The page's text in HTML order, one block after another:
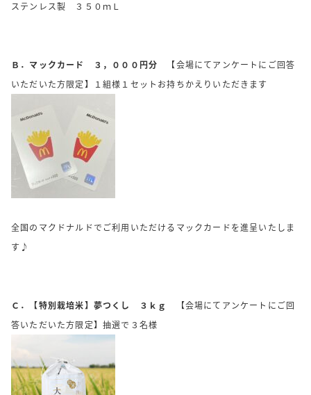
ステンレス製 ３５０ｍＬ
Ｂ．マックカード ３，０００円分 【会場にてアンケートにご回答
いただいた方限定】１組様１セットお持ちかえりいただきます
全国のマクドナルドでご利用いただけるマックカードを進呈いたしま
す♪
Ｃ．【特別栽培米】夢つくし ３ｋｇ
【会場にてアンケートにご回
答いただいた方限定】抽選で３名様